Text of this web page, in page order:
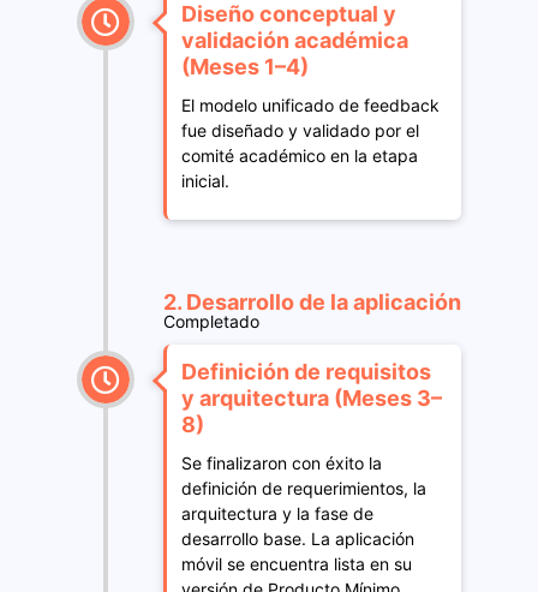
Diseño conceptual y
validación académica
(Meses 1–4)
El modelo unificado de feedback
fue diseñado y validado por el
comité académico en la etapa
inicial.
2. Desarrollo de la aplicación
Completado
Definición de requisitos
y arquitectura (Meses 3–
8)
Se finalizaron con éxito la
definición de requerimientos, la
arquitectura y la fase de
desarrollo base. La aplicación
móvil se encuentra lista en su